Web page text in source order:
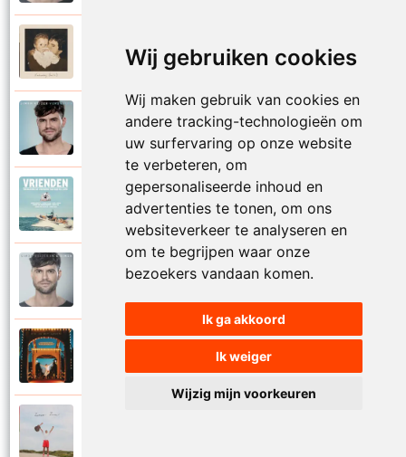
Wij gebruiken cookies
Wij maken gebruik van cookies en
andere tracking-technologieën om
uw surfervaring op onze website
te verbeteren, om
gepersonaliseerde inhoud en
advertenties te tonen, om ons
websiteverkeer te analyseren en
om te begrijpen waar onze
bezoekers vandaan komen.
Ik ga akkoord
Ik weiger
Wijzig mijn voorkeuren
Simon Keizer
Vaderdag (deel 2)
Simon Keizer
Verdwalen
Diverse artiesten
Vrienden
Simon Keizer